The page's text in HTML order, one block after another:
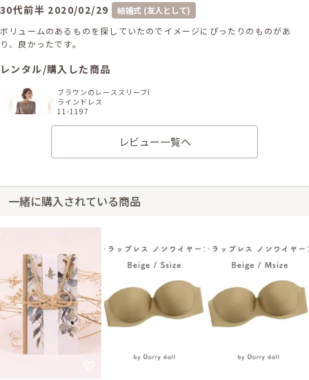
30代前半 2020/02/29
結婚式 (友人として)
ボリュームのあるものを探していたのでイメージにぴったりのものがあ
り、良かったです。
レンタル/購入した商品
ブラウンのレーススリーブI
ラインドレス
11-1197
40代前半
2018/03/10
結婚式 (友人として)
イメージと違ったので使いませんでした。
レンタル/購入した商品
ベージュのパールとビジュ
ー付きバッグ
51-0105
ベージュレースのロングス
トール
21-0121
レビュー一覧へ
一緒に購入されている商品